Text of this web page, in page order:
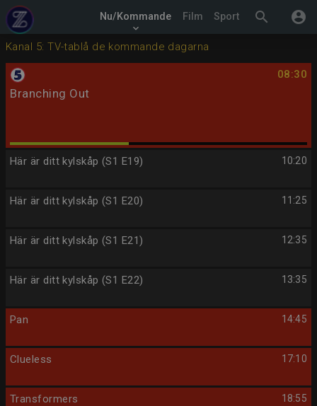
search account_circle
Nu/Kommande
keyboard_arrow_down
Film Sport
Kanal 5: TV-tablå de kommande dagarna
08:30
Branching Out
10:20
Här är ditt kylskåp (S1 E19)
11:25
Här är ditt kylskåp (S1 E20)
12:35
Här är ditt kylskåp (S1 E21)
13:35
Här är ditt kylskåp (S1 E22)
14:45
Pan
17:10
Clueless
18:55
Transformers